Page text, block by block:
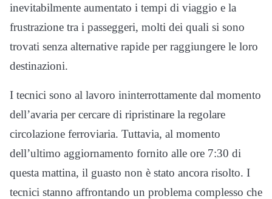
inevitabilmente aumentato i tempi di viaggio e la
frustrazione tra i passeggeri, molti dei quali si sono
trovati senza alternative rapide per raggiungere le loro
destinazioni.
I tecnici sono al lavoro ininterrottamente dal momento
dell’avaria per cercare di ripristinare la regolare
circolazione ferroviaria. Tuttavia, al momento
dell’ultimo aggiornamento fornito alle ore 7:30 di
questa mattina, il guasto non è stato ancora risolto. I
tecnici stanno affrontando un problema complesso che